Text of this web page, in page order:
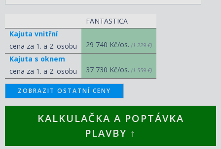
FANTASTICA
Kajuta vnitřní
cena za 1. a 2. osobu
29 740 Kč/os. (1 229 €)
Kajuta s oknem
cena za 1. a 2. osobu
37 730 Kč/os. (1 559 €)
ZOBRAZIT OSTATNÍ CENY
KALKULAČKA A POPTÁVKA
PLAVBY ↑